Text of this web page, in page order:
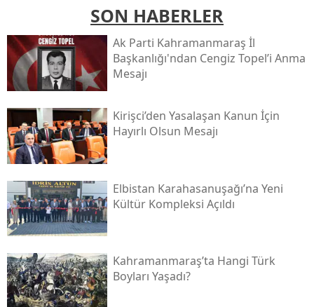
SON HABERLER
Ak Parti Kahramanmaraş İl
Başkanlığı'ndan Cengiz Topel’i Anma
Mesajı
Kirişci’den Yasalaşan Kanun İçin
Hayırlı Olsun Mesajı
Elbistan Karahasanuşağı’na Yeni
Kültür Kompleksi Açıldı
Kahramanmaraş’ta Hangi Türk
Boyları Yaşadı?